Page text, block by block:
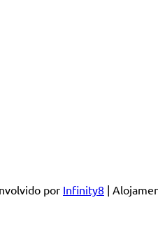
por Infinity8 |